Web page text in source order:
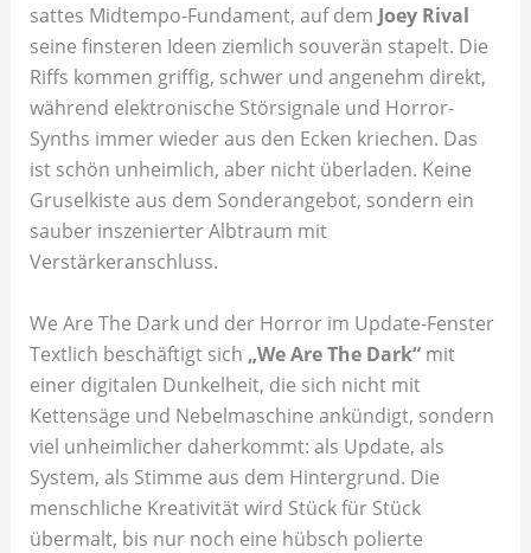
sattes Midtempo-Fundament, auf dem Joey Rival
seine finsteren Ideen ziemlich souverän stapelt. Die
Riffs kommen griffig, schwer und angenehm direkt,
während elektronische Störsignale und Horror-
Synths immer wieder aus den Ecken kriechen. Das
ist schön unheimlich, aber nicht überladen. Keine
Gruselkiste aus dem Sonderangebot, sondern ein
sauber inszenierter Albtraum mit
Verstärkeranschluss.
We Are The Dark und der Horror im Update-Fenster
Textlich beschäftigt sich „We Are The Dark“mit
einer digitalen Dunkelheit, die sich nicht mit
Kettensäge und Nebelmaschine ankündigt, sondern
viel unheimlicher daherkommt: als Update, als
System, als Stimme aus dem Hintergrund. Die
menschliche Kreativität wird Stück für Stück
übermalt, bis nur noch eine hübsch polierte